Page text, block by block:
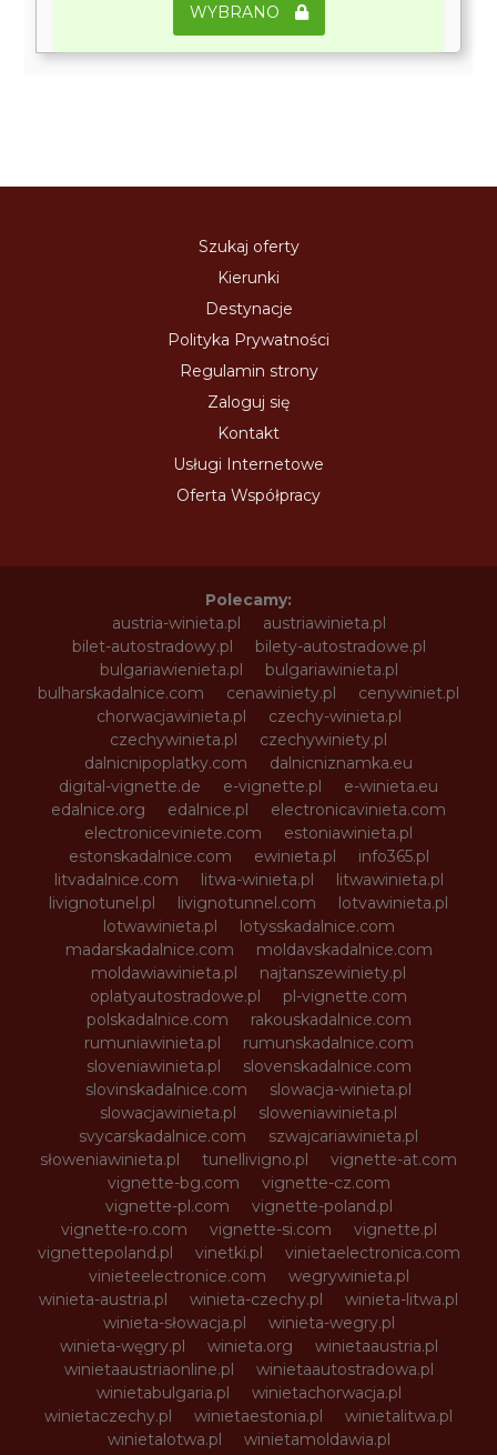
WYBRANO
Szukaj oferty
Kierunki
Destynacje
Polityka Prywatności
Regulamin strony
Zaloguj się
Kontakt
Usługi Internetowe
Oferta Współpracy
Polecamy:
austria-winieta.pl
austriawinieta.pl
bilet-autostradowy.pl
bilety-autostradowe.pl
bulgariawienieta.pl
bulgariawinieta.pl
bulharskadalnice.com
cenawiniety.pl
cenywiniet.pl
chorwacjawinieta.pl
czechy-winieta.pl
czechywinieta.pl
czechywiniety.pl
dalnicnipoplatky.com
dalnicniznamka.eu
digital-vignette.de
e-vignette.pl
e-winieta.eu
edalnice.org
edalnice.pl
electronicavinieta.com
electroniceviniete.com
estoniawinieta.pl
estonskadalnice.com
ewinieta.pl
info365.pl
litvadalnice.com
litwa-winieta.pl
litwawinieta.pl
livignotunel.pl
livignotunnel.com
lotvawinieta.pl
lotwawinieta.pl
lotysskadalnice.com
madarskadalnice.com
moldavskadalnice.com
moldawiawinieta.pl
najtanszewiniety.pl
oplatyautostradowe.pl
pl-vignette.com
polskadalnice.com
rakouskadalnice.com
rumuniawinieta.pl
rumunskadalnice.com
sloveniawinieta.pl
slovenskadalnice.com
slovinskadalnice.com
slowacja-winieta.pl
slowacjawinieta.pl
sloweniawinieta.pl
svycarskadalnice.com
szwajcariawinieta.pl
słoweniawinieta.pl
tunellivigno.pl
vignette-at.com
vignette-bg.com
vignette-cz.com
vignette-pl.com
vignette-poland.pl
vignette-ro.com
vignette-si.com
vignette.pl
vignettepoland.pl
vinetki.pl
vinietaelectronica.com
vinieteelectronice.com
wegrywinieta.pl
winieta-austria.pl
winieta-czechy.pl
winieta-litwa.pl
winieta-słowacja.pl
winieta-wegry.pl
winieta-węgry.pl
winieta.org
winietaaustria.pl
winietaaustriaonline.pl
winietaautostradowa.pl
winietabulgaria.pl
winietachorwacja.pl
winietaczechy.pl
winietaestonia.pl
winietalitwa.pl
winietalotwa.pl
winietamoldawia.pl